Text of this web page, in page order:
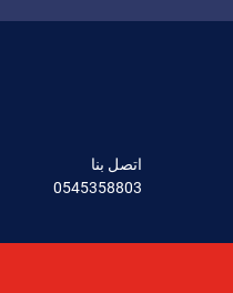
اتصل بنا
0545358803